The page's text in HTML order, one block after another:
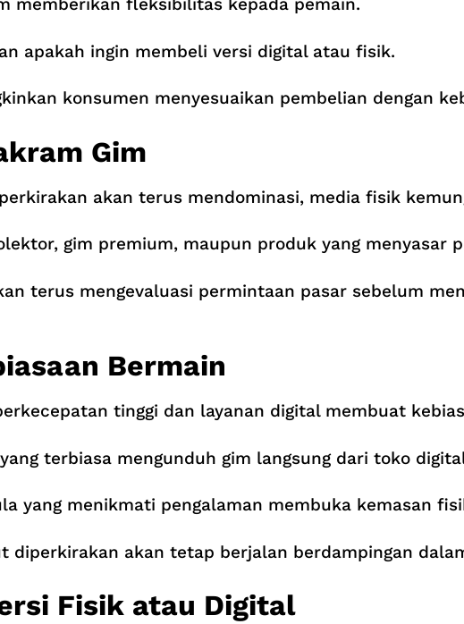
memberikan fleksibilitas kepada pemain.
apakah ingin membeli versi digital atau fisik.
konsumen menyesuaikan pembelian dengan
Gim
akan terus mendominasi, media fisik
gim premium, maupun produk yang menyasar
terus mengevaluasi permintaan pasar sebelum
Bermain
tinggi dan layanan digital membuat
terbiasa mengunduh gim langsung dari toko
yang menikmati pengalaman membuka kemasan
diperkirakan akan tetap berjalan berdampingan
Fisik atau Digital